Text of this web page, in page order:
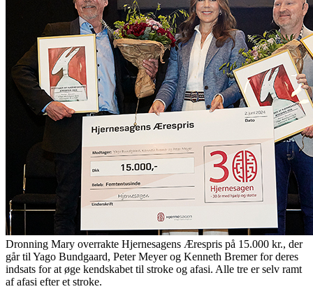
Dronning Mary overrakte Hjernesagens Ærespris på 15.000 kr., der
går til Yago Bundgaard, Peter Meyer og Kenneth Bremer for deres
indsats for at øge kendskabet til stroke og afasi. Alle tre er selv ramt
af afasi efter et stroke.